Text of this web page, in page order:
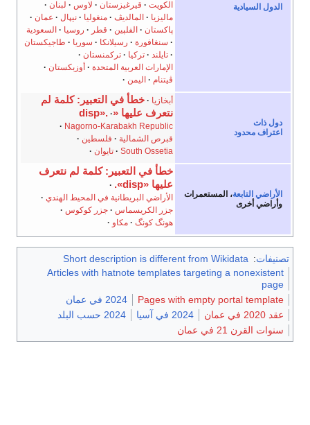
الدول السيادية
الكويت
قيرغيزستان لاوس
لبنان
ماليزيا
المالديڤ منغوليا نيپال
عمان
پاكستان
الفلپين قطر روسيا
السعودية
سنغافورة
رسيلانكا سوريا
طاجيكستان
تايلند
تركيا
تركمنستان
الإمارات العربية المتحدة
أوزبكستان
ڤيتنام
اليمن
دول ذات
اعتراف محدود
أبخازيا
خطأ في التعبير: كلمة لم
نتعرف عليها «disp».
Nagorno-Karabakh Republic
قبرص الشمالية
فلسطين
South Ossetia
تايوان
الأراضي التابعة، المستعمرات
وأراضي أخرى
خطأ في التعبير: كلمة لم نتعرف
عليها «disp».
الأراضي البريطانية في المحيط الهندي
جزر الكريسماس
جزر كوكوس
هونگ كونگ
مكاو
تصنيفات:
Short description is different from Wikidata
Articles with hatnote templates targeting a nonexistent
page
Pages with empty portal template
2024 في عمان
عقد 2020 في عمان
2024 في آسيا
2024 حسب البلد
سنوات القرن 21 في عمان